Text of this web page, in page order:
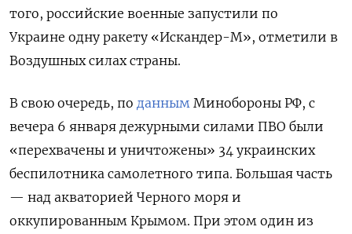
того, российские военные запустили по
Украине одну ракету «Искандер-М», отметили в
Воздушных силах страны.
В свою очередь, по данным Минобороны РФ, с
вечера 6 января дежурными силами ПВО были
«перехвачены и уничтожены» 34 украинских
беспилотника самолетного типа. Большая часть
— над акваторией Черного моря и
оккупированным Крымом. При этом один из